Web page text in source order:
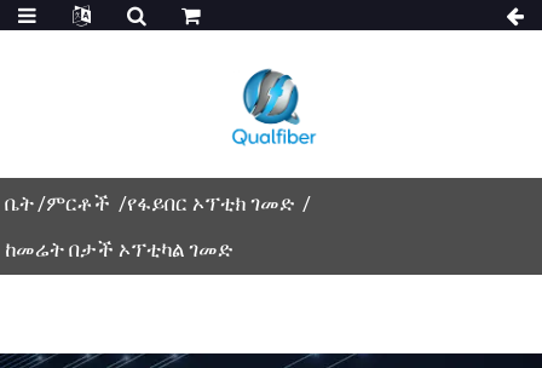
ቤት ምርቶች
የፋይበር ኦፕቲክ ገመድ
ከመሬት በታች ኦፕቲካል ገመድ